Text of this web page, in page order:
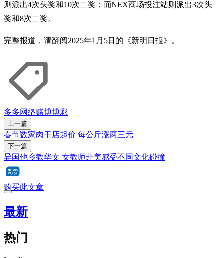
则派出4次头奖和10次二奖；而NEX商场投注站则派出3次头
奖和8次二奖。
完整报道，请翻阅2025年1月5日的《新明日报》。
多多网络赌博博彩
上一篇
春节数家肉干店起价 每公斤涨两三元
下一篇
异国他乡教华文 女教师赴美感受不同文化碰撞
购买此文章
最新
热门